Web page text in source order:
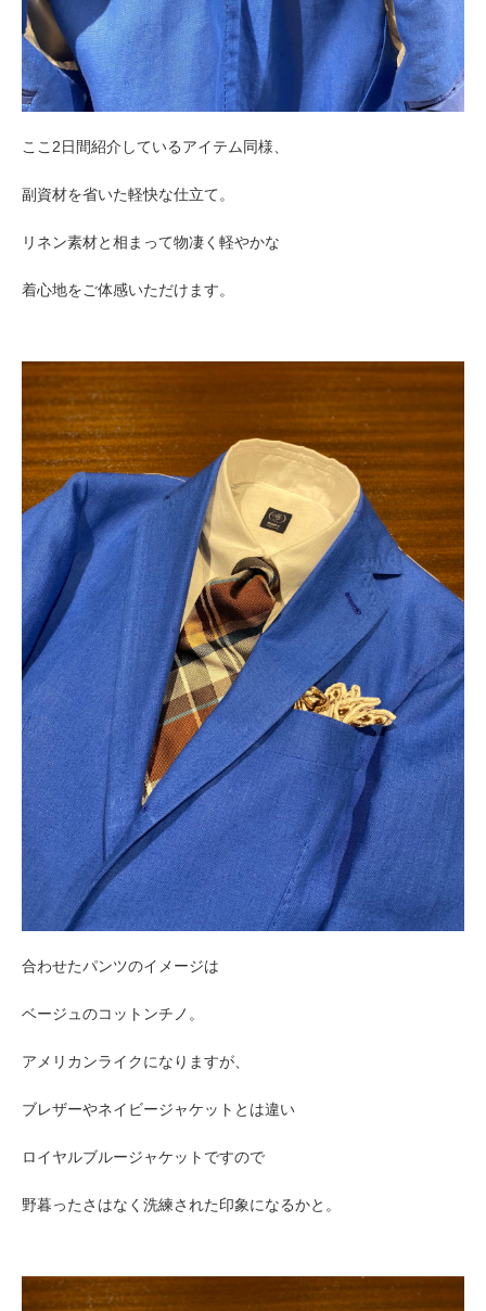
ここ2日間紹介しているアイテム同様、
副資材を省いた軽快な仕立て。
リネン素材と相まって物凄く軽やかな
着心地をご体感いただけます。
合わせたパンツのイメージは
ベージュのコットンチノ。
アメリカンライクになりますが、
ブレザーやネイビージャケットとは違い
ロイヤルブルージャケットですので
野暮ったさはなく洗練された印象になるかと。